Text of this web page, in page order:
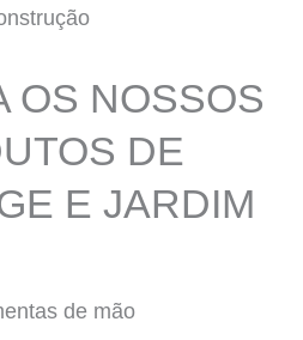
OS NOSSOS
DE
E JARDIM
de mão